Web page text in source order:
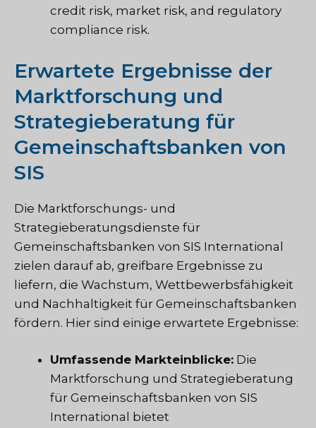
credit risk, market risk, and regulatory
compliance risk.
Erwartete Ergebnisse der
Marktforschung und
Strategieberatung für
Gemeinschaftsbanken von
SIS
Die Marktforschungs- und
Strategieberatungsdienste für
Gemeinschaftsbanken von SIS International
zielen darauf ab, greifbare Ergebnisse zu
liefern, die Wachstum, Wettbewerbsfähigkeit
und Nachhaltigkeit für Gemeinschaftsbanken
fördern. Hier sind einige erwartete Ergebnisse:
Umfassende Markteinblicke: Die
Marktforschung und Strategieberatung
für Gemeinschaftsbanken von SIS
International bietet